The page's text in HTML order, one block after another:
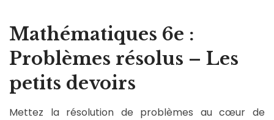
Mathématiques 6e :
Problèmes résolus – Les
petits devoirs
Mettez la résolution de problèmes au cœur de